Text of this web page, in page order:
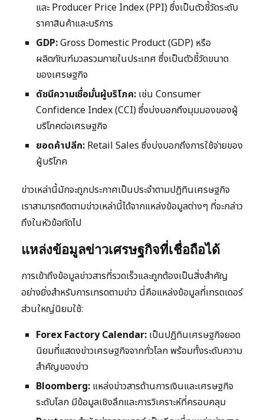
และ Producer Price Index (PPI) ซึ่งเป็นตัวชี้วัดระดับ
ราคาสินค้าและบริการ
GDP:Gross Domestic Product (GDP) หรือ
ผลิตภัณฑ์มวลรวมภายในประเทศ ซึ่งเป็นตัวชี้วัดขนาด
ของเศรษฐกิจ
ดัชนีความเชื่อมั่นผู้บริโภค: เช่น Consumer
Confidence Index (CCI) ซึ่งบ่งบอกถึงมุมมองของผู้
บริโภคต่อเศรษฐกิจ
ยอดค้าปลีก: Retail Sales ซึ่งบ่งบอกถึงการใช้จ่ายของ
ผู้บริโภค
ข่าวเหล่านี้มักจะถูกประกาศเป็นประจำตามปฏิทินเศรษฐกิจ
เราสามารถติดตามข่าวเหล่านี้ได้จากแหล่งข้อมูลต่างๆ ที่จะกล่าว
ถึงในหัวข้อถัดไป
แหล่งข้อมูลข่าวเศรษฐกิจที่เชื่อถือได้
การเข้าถึงข้อมูลข่าวสารที่รวดเร็วและถูกต้องเป็นสิ่งสำคัญ
อย่างยิ่งสำหรับการเทรดตามข่าว นี่คือแหล่งข้อมูลที่เทรดเดอร์
ส่วนใหญ่นิยมใช้:
Forex Factory Calendar: เป็นปฏิทินเศรษฐกิจยอด
นิยมที่แสดงข่าวเศรษฐกิจจากทั่วโลก พร้อมทั้งระดับความ
สำคัญของข่าว
Bloomberg: แหล่งข่าวสารด้านการเงินและเศรษฐกิจ
ระดับโลก มีข้อมูลเชิงลึกและการวิเคราะห์ที่ครอบคลุม